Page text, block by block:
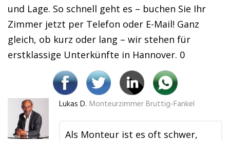
und Lage. So schnell geht es – buchen Sie Ihr
Zimmer jetzt per Telefon oder E-Mail! Ganz
gleich, ob kurz oder lang – wir stehen für
erstklassige Unterkünfte in Hannover. 0
Lukas D. Monteurzimmer Bruttig-Fankel
Als Monteur ist es oft schwer,